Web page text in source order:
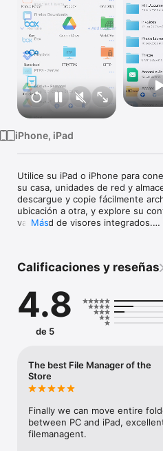
iPhone, iPad
Utilice su iPad o iPhone para
su casa, unidades de red y
descargue y copie fácilmente
ubicación a otra, y explore su
variedad de visores integrados.
conexiones externas y que,
*** La configuración de
dispositivo, y los asistentes
Charlie Sorrel - Cult of Mac ***
el Explorador de Windows o el
usuarios están de acuerdo!
FileBrowser le ofrece todo lo
archivos organizados sin
Mover, editar, eliminar,
Más
Calificaciones y reseñas
4.8
de 5
The best File Manager of the
Store
Finally we can move entire
between PC and iPad,
filemanagent.